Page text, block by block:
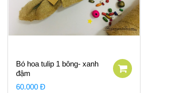
Bó hoa tulip 1 bông- xanh
đậm
60.000 Đ